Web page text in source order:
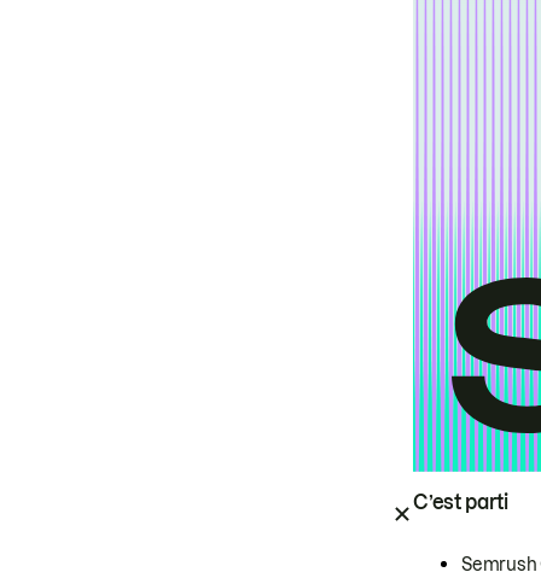
C’est parti
Semrush